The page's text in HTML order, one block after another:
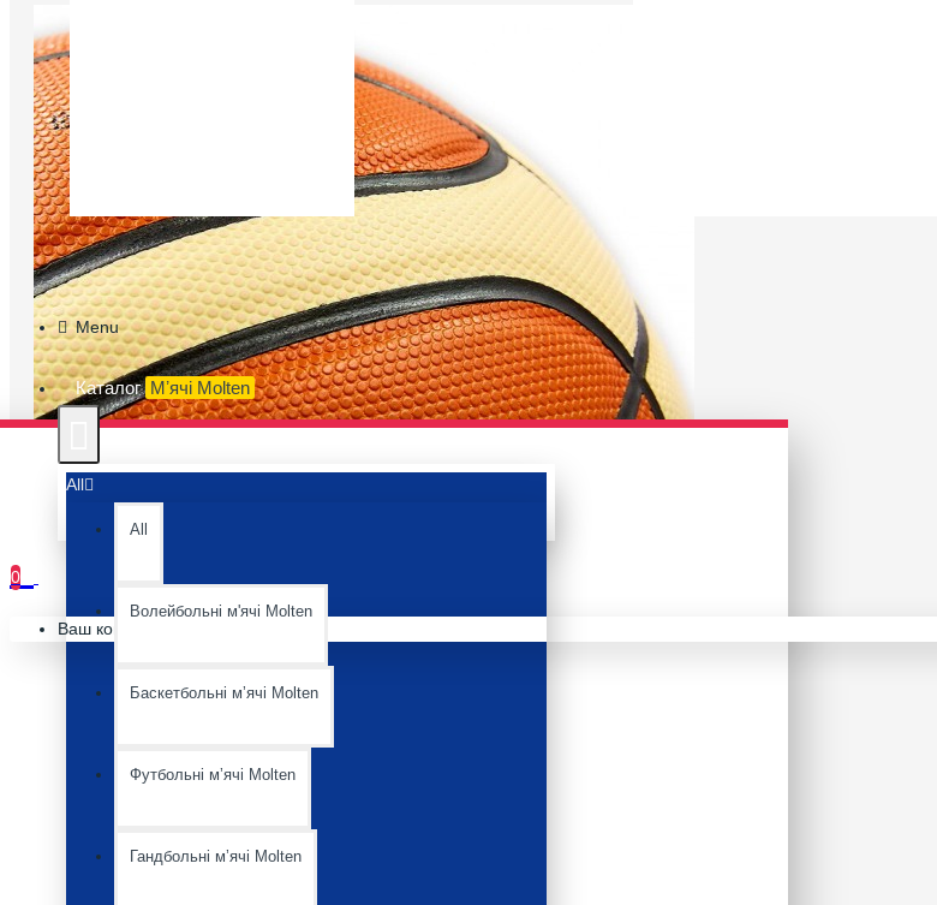
Menu
Каталог Мʼячі Molten
All
All
Волейбольні м'ячі Molten
Баскетбольні мʼячі Molten
Футбольні мʼячі Molten
Гандбольні мʼячі Molten
0
Ваш кошик порожній :(